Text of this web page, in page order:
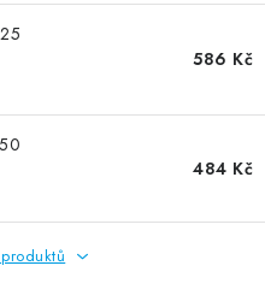
PÍSKEM
586 Kč
484 Kč